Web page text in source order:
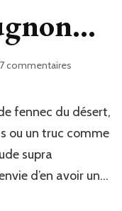
commentaires
meugnon…
fennec du désert,
ou un truc comme
supra
d’en avoir un…